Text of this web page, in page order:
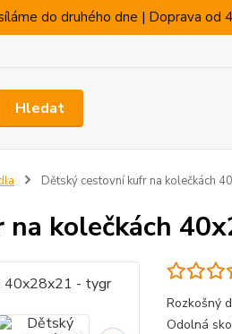
do druhého dne | Doprava od
Hledat
Dětský cestovní kufr na kolečkách
kolečkách
Rozkošný
Odolná